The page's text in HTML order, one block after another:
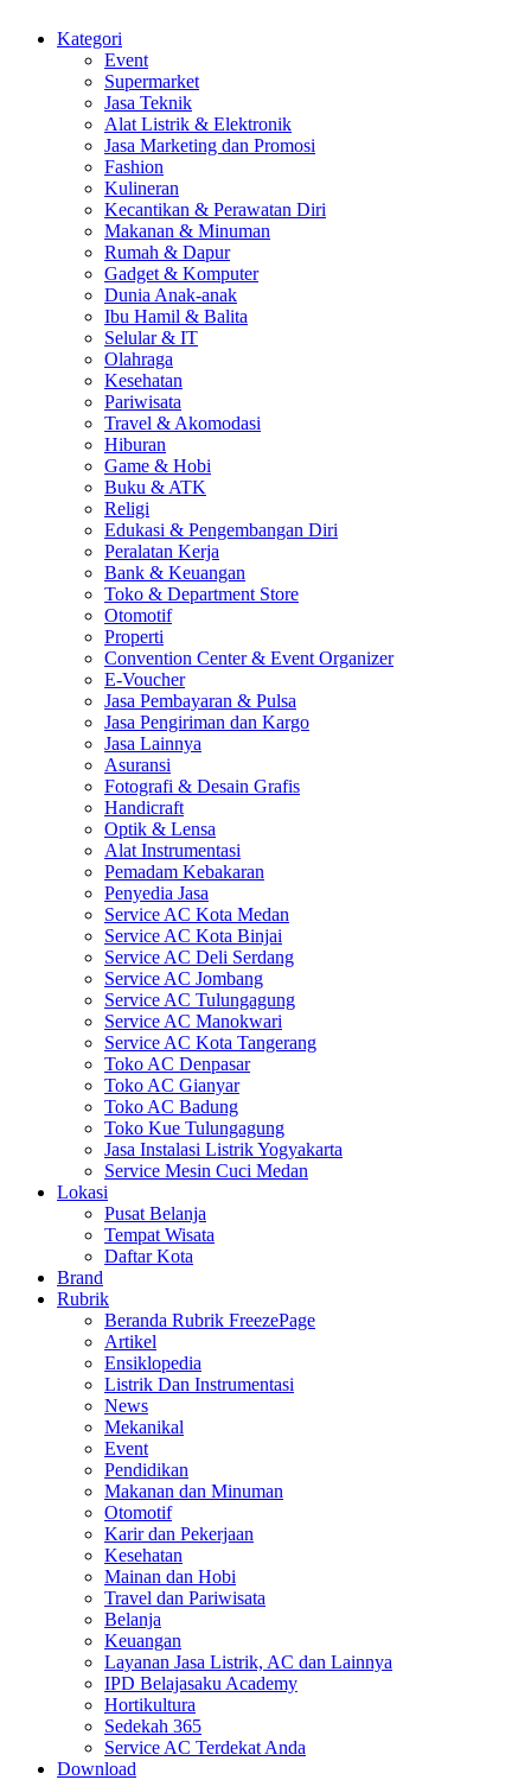
Kategori
Event
Supermarket
Jasa Teknik
Alat Listrik & Elektronik
Jasa Marketing dan Promosi
Fashion
Kulineran
Kecantikan & Perawatan Diri
Makanan & Minuman
Rumah & Dapur
Gadget & Komputer
Dunia Anak-anak
Ibu Hamil & Balita
Selular & IT
Olahraga
Kesehatan
Pariwisata
Travel & Akomodasi
Hiburan
Game & Hobi
Buku & ATK
Religi
Edukasi & Pengembangan Diri
Peralatan Kerja
Bank & Keuangan
Toko & Department Store
Otomotif
Properti
Convention Center & Event Organizer
E-Voucher
Jasa Pembayaran & Pulsa
Jasa Pengiriman dan Kargo
Jasa Lainnya
Asuransi
Fotografi & Desain Grafis
Handicraft
Optik & Lensa
Alat Instrumentasi
Pemadam Kebakaran
Penyedia Jasa
Service AC Kota Medan
Service AC Kota Binjai
Service AC Deli Serdang
Service AC Jombang
Service AC Tulungagung
Service AC Manokwari
Service AC Kota Tangerang
Toko AC Denpasar
Toko AC Gianyar
Toko AC Badung
Toko Kue Tulungagung
Jasa Instalasi Listrik Yogyakarta
Service Mesin Cuci Medan
Lokasi
Pusat Belanja
Tempat Wisata
Daftar Kota
Brand
Rubrik
Beranda Rubrik FreezePage
Artikel
Ensiklopedia
Listrik Dan Instrumentasi
News
Mekanikal
Event
Pendidikan
Makanan dan Minuman
Otomotif
Karir dan Pekerjaan
Kesehatan
Mainan dan Hobi
Travel dan Pariwisata
Belanja
Keuangan
Layanan Jasa Listrik, AC dan Lainnya
IPD Belajasaku Academy
Hortikultura
Sedekah 365
Service AC Terdekat Anda
Download